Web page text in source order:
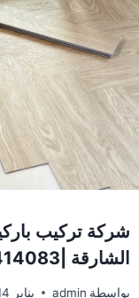
شركة تركيب
الشارقة |0567414083
بواسطة admin يناير 14, 2025